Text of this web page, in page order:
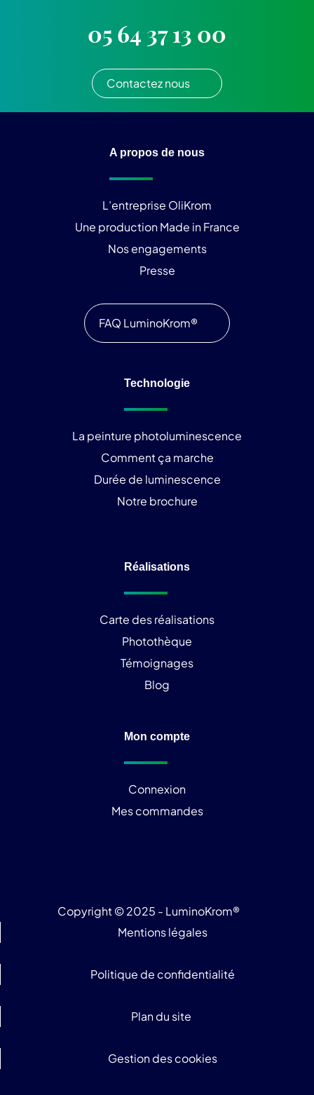
05 64 37 13 00
Contactez nous
A propos de nous
L’entreprise OliKrom
Une production Made in France
Nos engagements
Presse
FAQ LuminoKrom®
Technologie
La peinture photoluminescence
Comment ça marche
Durée de luminescence
Notre brochure
Réalisations
Carte des réalisations
Photothèque
Témoignages
Blog
Mon compte
Connexion
Mes commandes
Copyright © 2025 - LuminoKrom®
Mentions légales
Politique de confidentialité
Plan du site
Gestion des cookies